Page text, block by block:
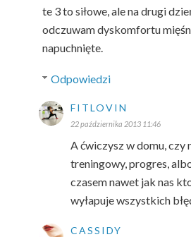
te 3 to siłowe, ale na drugi
odczuwam dyskomfortu
napuchnięte.
Odpowiedzi
FITLOVIN
22 października 2013 11:46
A ćwiczysz w domu, czy
treningowy, progres,
czasem nawet jak nas
wyłapuje wszystkich
CASSIDY